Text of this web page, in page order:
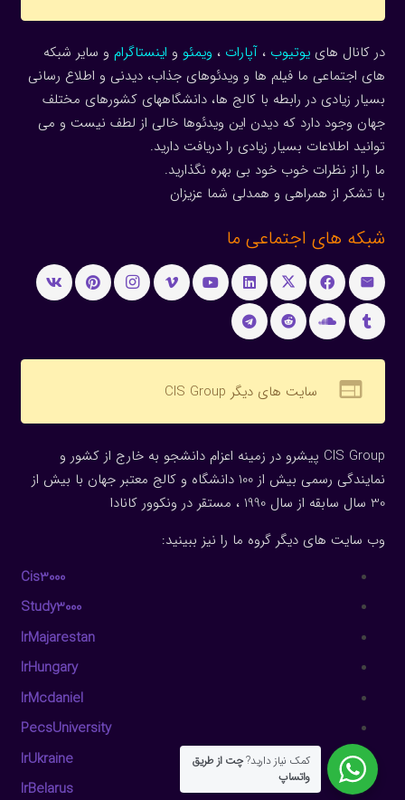
در کانال هاییوتیوب ، آپارات ، ویمئو و اینستاگرام و سایر شبکه
های اجتماعی ما فیلم ها و ویدئوهای جذاب، دیدنی و اطلاع رسانی
بسیار زیادی در رابطه با کالج ها، دانشگاههای کشورهای مختلف
جهان وجود دارد که دیدن این ویدئوها خالی از لطف نیست و می
توانید اطلاعات بسیار زیادی را دریافت دارید.
ما را از نظرات خوب خود بی بهره نگذارید.
با تشکر از همراهی و همدلی شما عزیزان
شبکه های اجتماعی ما
web سایت های دیگر CIS Group
CIS Group پیشرو در زمینه اعزام دانشجو به خارج از کشور و
نمایندگی رسمی بیش از 100 دانشگاه و کالج معتبر جهان با بیش از
30 سال سابقه از سال 1990 ، مستقر در ونکوور کانادا
وب سایت های دیگر گروه ما را نیز ببینید:
Cis3000
Study3000
IrMajarestan
IrHungary
IrMcdaniel
PecsUniversity
IrUkraine
IrBelarus
کمک نیاز دارید?چت از طریق
واتساپ